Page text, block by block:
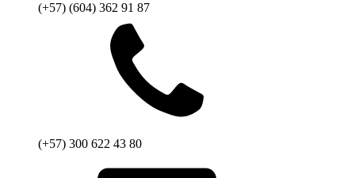
(+57) (604) 362 91 87
(+57) 300 622 43 80